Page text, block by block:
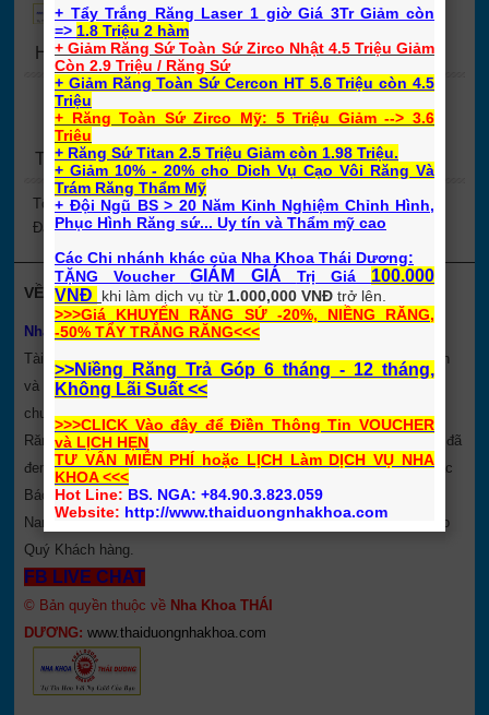
Bảng Giá Nha Khoa Tổng Quát
Hỗ Trợ
Tư Vấn Bác Sỹ: +84.903.823.059
Zalo: 0903823059
Thống kê lượt xem
Tổng truy cập
3,994,160
Đang online
VỀ CHÚNG TÔI
Nha Khoa Thái DươnglàNha Khoa hội tụ những Bác Sỹ Giỏi có
Tài - Tầm - Tâm với hơn 23 năm kinh nghiệm & là Nha Khoa uy tín
và nha khoa Tốt ở TP. HCMC. Chúng tôi rất tự hào về lĩnh vực
chuyên môn sâu của mình như Chỉnh hình răng mặt, Niềng răng,
Răng sứ thẩm mỹ, trám răng, Nha Khoa Thẩm Mỹ... mà chúng tôi đã
đem lại Niềm vui cho rất nhiều khách hàng trên 19 năm qua với các
Bác Sỹ chính quy RHM đã được Tu nghiệp nước ngoài Mỹ, Việt
Nam... và Cam kết phục vụ Tốt, chất lượng tốt hơn hàng ngày cho
Quý Khách hàng.
FB LIVE CHAT
© Bản quyền thuộc về Nha Khoa THÁI
DƯƠNG: www.thaiduongnhakhoa.com
+ Tẩy Trắng Răng Laser 1 giờ Giá 3Tr Giảm còn
=> 1.8 Triệu 2 hàm
+ Giảm Răng Sứ Toàn Sứ Zirco Nhật 4.5 Triệu Giảm
Còn 2.9 Triệu / Răng Sứ
+ Giảm Răng Toàn Sứ Cercon HT 5.6 Triệu còn 4.5
Triệu
+ Răng Toàn Sứ Zirco Mỹ: 5 Triệu Giảm --> 3.6
Triêu
+ Răng Sứ Titan 2.5 Triệu Giảm còn 1.98 Triệu.
+ Giảm 10% - 20% cho Dich Vụ Cạo Vôi Răng Và
Trám Răng Thẩm Mỹ
+ Đội Ngũ BS > 20 Năm Kinh Nghiệm Chỉnh Hình,
Phục Hình Răng sứ... Uy tín và Thẩm mỹ cao
Các Chi nhánh khác của Nha Khoa Thái Dương:
TẶNG VoucherGIẢM GIÁ Trị Giá 100.000
VNĐ
khi làm dịch vụ từ 1.000,000 VNĐ trở lên.
>>>Giá KHUYẾN RĂNG SỨ -20%, NIỀNG RĂNG,
-50% TẨY TRẮNG RĂNG<<<
>>Niềng Răng Trả Góp 6 tháng - 12 tháng,
Không Lãi Suất <<
>>>CLICK Vào đây để Điền Thông Tin VOUCHER
và LỊCH HẸN
TƯ VẤN MIỄN PHÍ hoặc LỊCH Làm DỊCH VỤ NHA
KHOA <<<
Hot Line: BS. NGA: +84.90.3.823.059
Website: http://www.thaiduongnhakhoa.com